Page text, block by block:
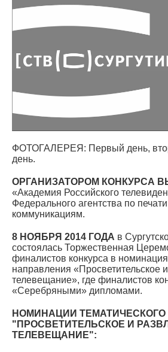
ФОТОГАЛЕРЕЯ: Первый день,
день.
ОРГАНИЗАТОРОМ КОНКУРСА
«Академия Российского
Федерального агентства по
коммуникациям.
8 НОЯБРЯ 2014 ГОДА в
состоялась Торжественная
финалистов конкурса в
направления «Просветительское
телевещание», где финалистов
«Серебряными» дипломами.
НОМИНАЦИИ
"ПРОСВЕТИТЕЛЬСКОЕ И
ТЕЛЕВЕЩАНИЕ":